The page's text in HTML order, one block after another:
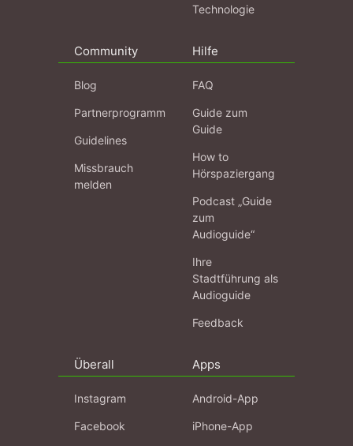
Technologie
Community
Blog
Partnerprogramm
Guidelines
Missbrauch
melden
Hilfe
FAQ
Guide zum
Guide
How to
Hörspaziergang
Podcast „Guide
zum
Audioguide“
Ihre
Stadtführung als
Audioguide
Feedback
Überall
Instagram
Facebook
Apps
Android-App
iPhone-App